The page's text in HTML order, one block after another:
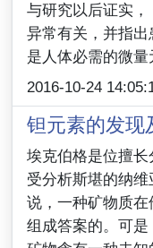
与研究以后证实
异常有关，并指
是人体必需的微量
2016-10-24
钽元素的发现
埃克伯格是位擅
受分析斯堪的纳
说，一种矿物质
组成答案的。可